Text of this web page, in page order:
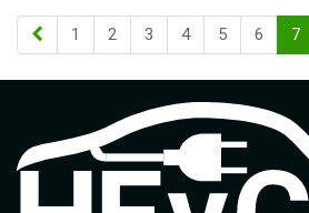
1 2 3 4 5 6 7